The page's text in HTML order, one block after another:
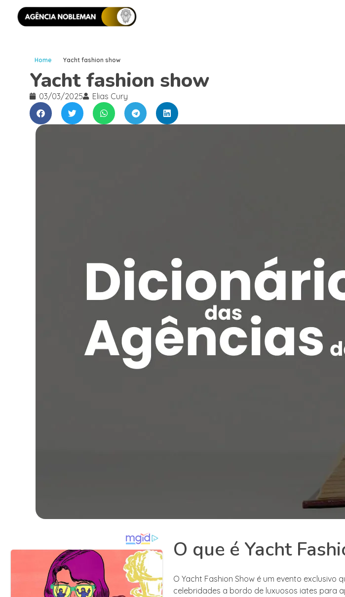
Home Yacht fashion show
Yacht fashion show
03/03/2025 Elias Cury
O que é Yacht
O Yacht Fashion Show é um evento exclusivo
celebridades a bordo de luxuosos iates para